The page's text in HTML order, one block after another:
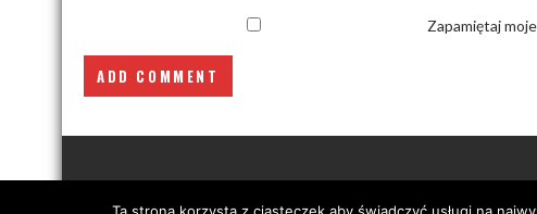
Zapamiętaj